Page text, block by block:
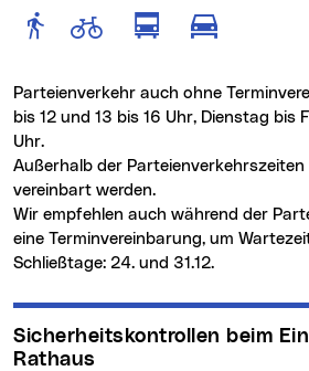
Route anzeigen für
RouteRouteRoute
Parteienverkehr auch ohne
bis 12 und 13 bis 16 Uhr, Dienstag bis
Uhr.
Außerhalb der Parteienverkehrszeiten
vereinbart werden.
Wir empfehlen auch während der
eine Terminvereinbarung, um
Schließtage: 24. und 31.12.
Sicherheitskontrollen beim Eingang zum Neuen
Rathaus